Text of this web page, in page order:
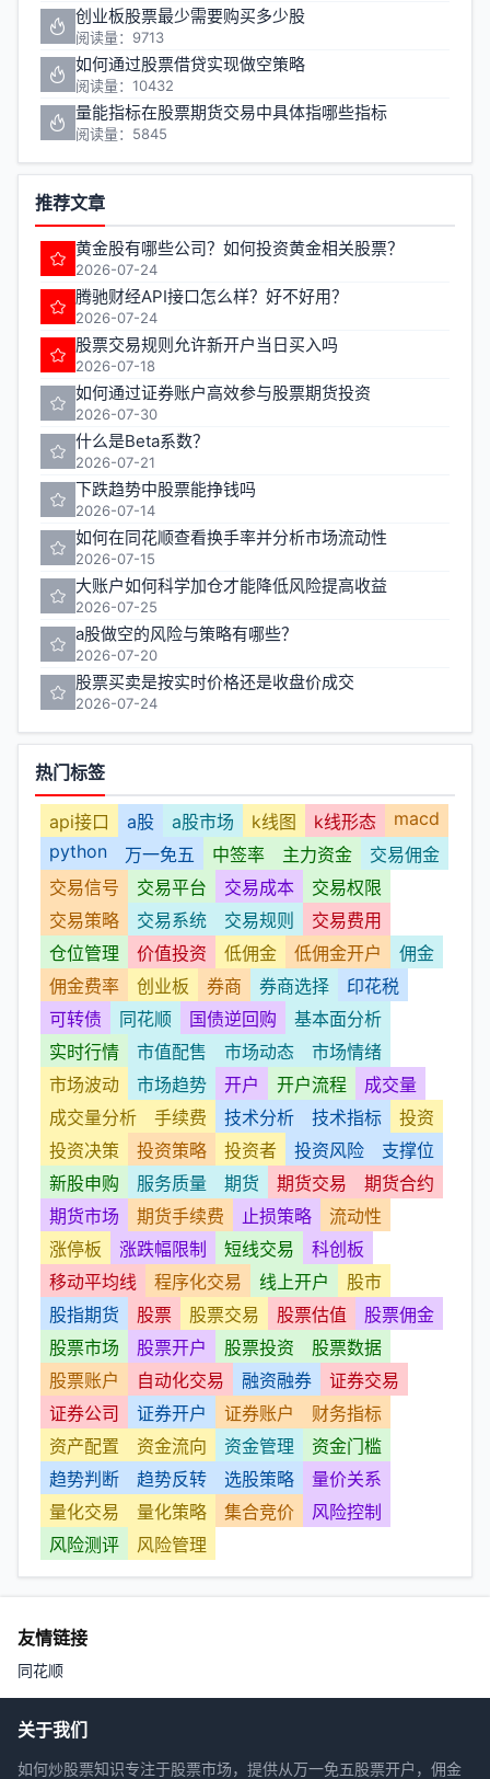
创业板股票最少需要购买多少股
阅读量：9713
如何通过股票借贷实现做空策略
阅读量：10432
量能指标在股票期货交易中具体指哪些指标
阅读量：5845
推荐文章
黄金股有哪些公司？如何投资黄金相关股票？
2026-07-24
腾驰财经API接口怎么样？好不好用？
2026-07-24
股票交易规则允许新开户当日买入吗
2026-07-18
如何通过证券账户高效参与股票期货投资
2026-07-30
什么是Beta系数？
2026-07-21
下跌趋势中股票能挣钱吗
2026-07-14
如何在同花顺查看换手率并分析市场流动性
2026-07-15
大账户如何科学加仓才能降低风险提高收益
2026-07-25
a股做空的风险与策略有哪些？
2026-07-20
股票买卖是按实时价格还是收盘价成交
2026-07-24
热门标签
api接口 a股 a股市场 k线图 k线形态
macd
python
万一免五 中签率 主力资金
交易佣金
交易信号
交易平台 交易成本
交易权限
交易策略
交易系统 交易规则
交易费用
仓位管理
价值投资 低佣金 低佣金开户
佣金
佣金费率
创业板 券商 券商选择
印花税
可转债
同花顺 国债逆回购
基本面分析
实时行情
市值配售 市场动态
市场情绪
市场波动
市场趋势 开户 开户流程
成交量
成交量分析
手续费 技术分析 技术指标
投资
投资决策
投资策略 投资者 投资风险
支撑位
新股申购
服务质量 期货 期货交易
期货合约
期货市场
期货手续费 止损策略
流动性
涨停板
涨跌幅限制 短线交易
科创板
移动平均线
程序化交易 线上开户
股市
股指期货
股票 股票交易 股票估值
股票佣金
股票市场
股票开户 股票投资
股票数据
股票账户
自动化交易 融资融券
证券交易
证券公司
证券开户 证券账户
财务指标
资产配置
资金流向 资金管理
资金门槛
趋势判断
趋势反转 选股策略
量价关系
量化交易
量化策略 集合竞价
风险控制
风险测评
风险管理
友情链接
同花顺
关于我们
如何炒股票知识专注于股票市场，提供从万一免五股票开户，佣金